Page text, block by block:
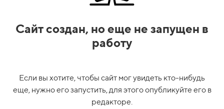
Сайт создан, но еще не запущен в
работу
Если вы хотите, чтобы сайт мог увидеть кто-нибудь
еще, нужно его запустить, для этого опубликуйте его в
редакторе.